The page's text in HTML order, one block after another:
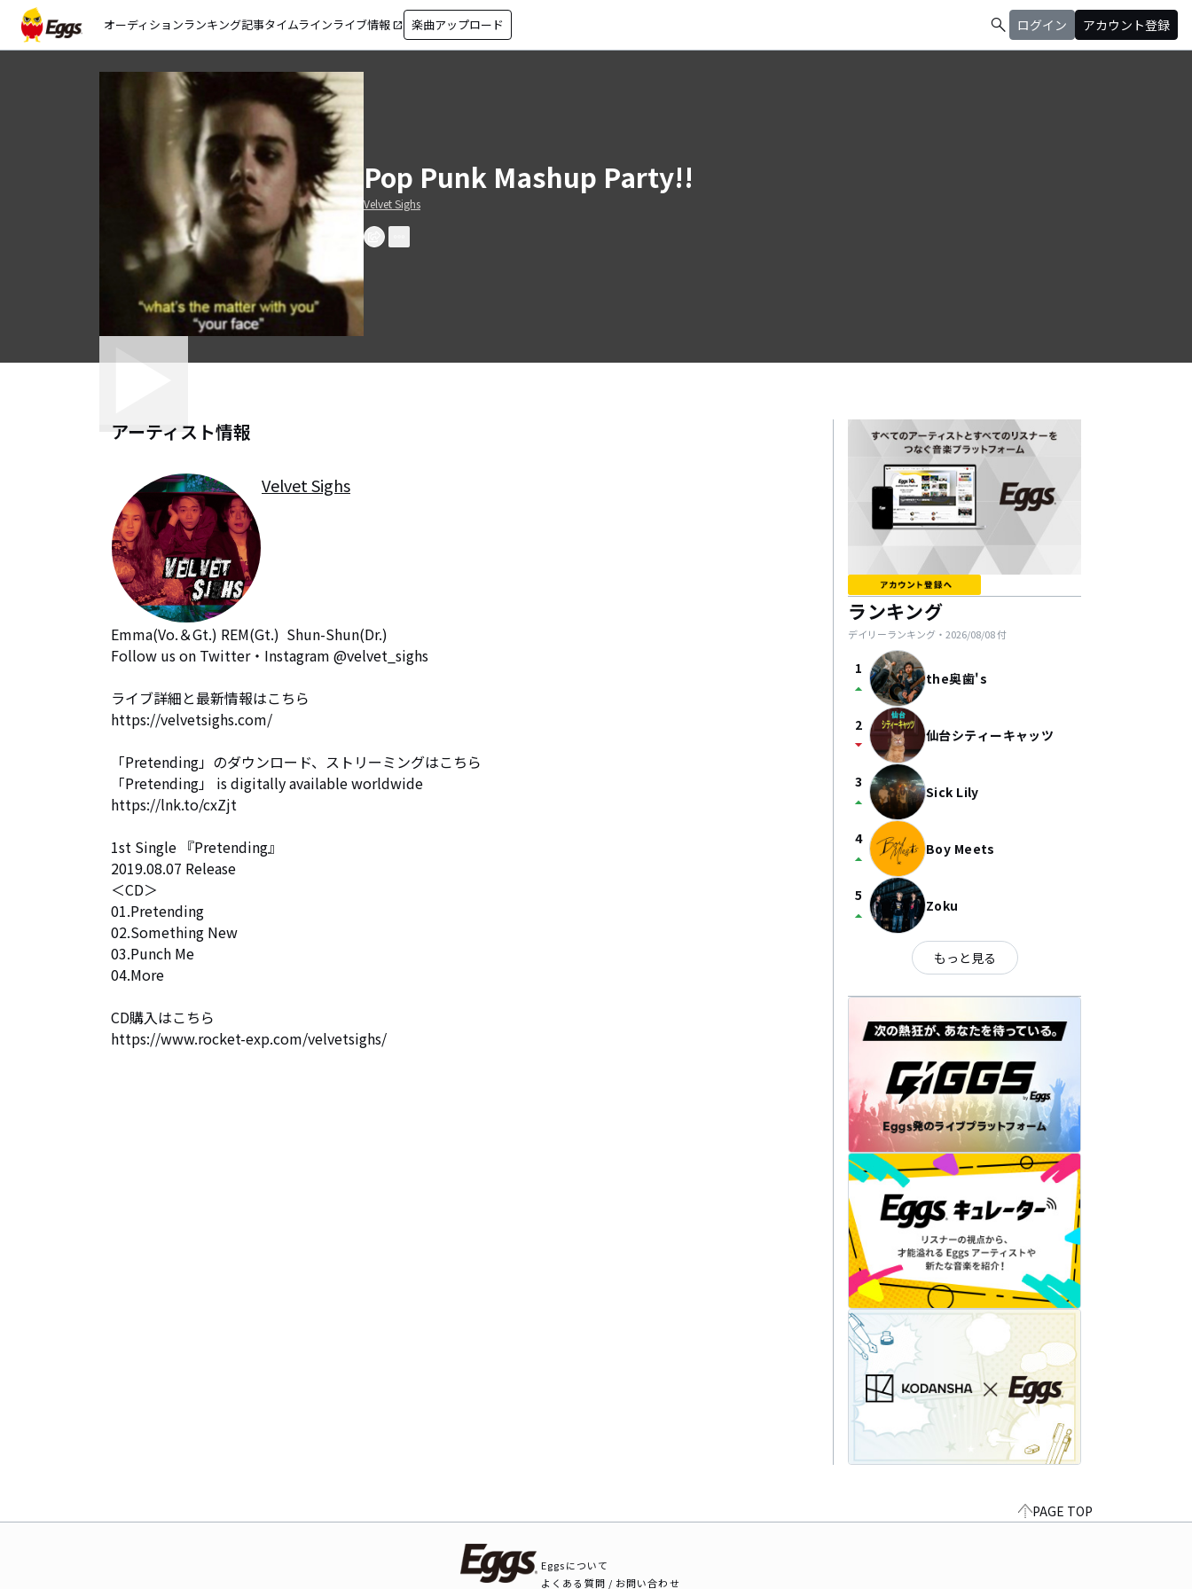
オーディションランキング記事タイムラインライブ情報 open_in_new 楽曲アップロード search ログイン アカウント登録
Pop Punk Mashup Party!!
Velvet Sighs
アーティスト情報
Velvet Sighs
Emma(Vo.＆Gt.) REM(Gt.)  Shun-Shun(Dr.)
Follow us on Twitter・Instagram @velvet_sighs
ライブ詳細と最新情報はこちら
https://velvetsighs.com/
「Pretending」のダウンロード、ストリーミングはこちら
「Pretending」 is digitally available worldwide
https://lnk.to/cxZjt
1st Single 『Pretending』
2019.08.07 Release
＜CD＞
01.Pretending
02.Something New
03.Punch Me
04.More
CD購入はこちら
https://www.rocket-exp.com/velvetsighs/
ランキング
デイリーランキング・ 2026/08/08付
1
arrow_drop_up the奥歯's
2
arrow_drop_down 仙台シティーキャッツ
3
arrow_drop_up Sick Lily
4
arrow_drop_up Boy Meets
5
arrow_drop_up Zoku
もっと見る
PAGE TOP
Eggsについて
よくある質問 / お問い合わせ